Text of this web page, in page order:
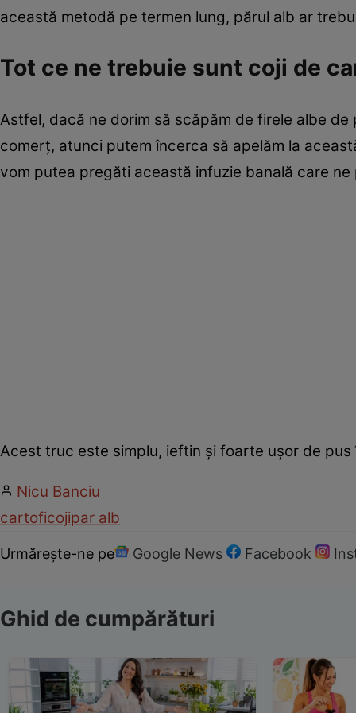
această metodă pe termen lung, părul alb ar
Tot ce ne trebuie sunt coji de
Astfel, dacă ne dorim să scăpăm de firele albe
comerț, atunci putem încerca să apelăm la
vom putea pregăti această infuzie banală care
Acest truc este simplu, ieftin și foarte ușor de
Nicu Banciu
cartoficojipar alb
Urmărește-ne pe Google News Facebook
Ghid de cumpărături